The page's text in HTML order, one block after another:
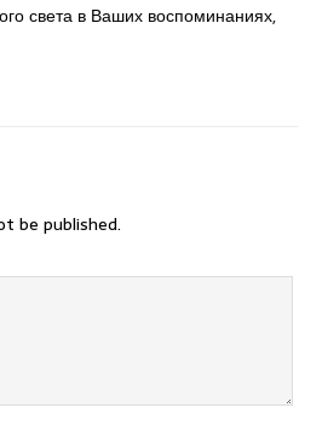
света в Ваших воспоминаниях,
be published.